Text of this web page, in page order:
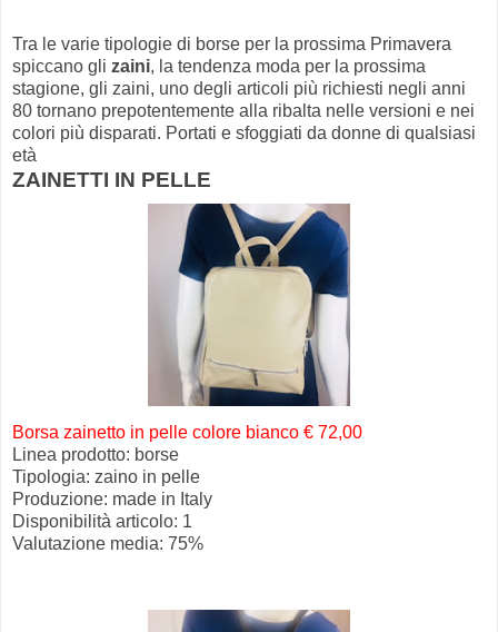
Tra le varie tipologie di borse per la prossima Primavera
spiccano gli zaini, la tendenza moda per la prossima
stagione, gli zaini, uno degli articoli più richiesti negli anni
80 tornano prepotentemente alla ribalta nelle versioni e nei
colori più disparati. Portati e sfoggiati da donne di qualsiasi
età
ZAINETTI IN PELLE
Borsa zainetto in pelle colore bianco € 72,00
Linea prodotto: borse
Tipologia: zaino in pelle
Produzione: made in Italy
Disponibilità articolo: 1
Valutazione media: 75%